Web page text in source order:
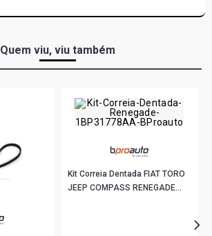
Quem viu, viu também
Kit Correia Dentada FIAT TORO
JEEP COMPASS RENEGADE